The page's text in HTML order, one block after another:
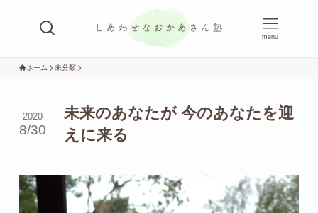
menu
ホーム 未分類
未来のあなたが 今のあなたを迎
えに来る
2020
8/30